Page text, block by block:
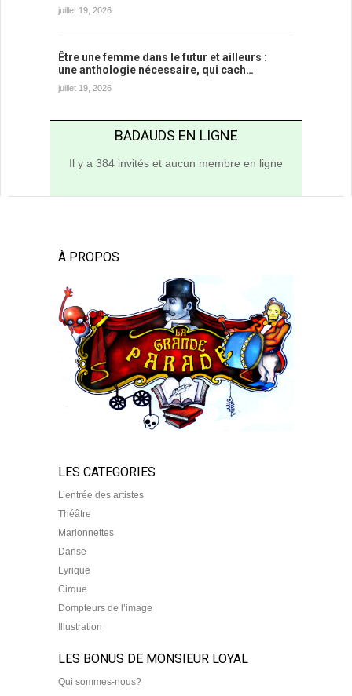
juillet 19, 2026
Être une femme dans le futur et ailleurs :
une anthologie nécessaire, qui cach…
juillet 19, 2026
BADAUDS EN LIGNE
Il y a 384 invités et aucun membre en ligne
À PROPOS
LES CATEGORIES
L’entrée des artistes
Théâtre
Marionnettes
Danse
Lyrique
Cirque
Dompteurs de l’image
Illustration
LES BONUS DE MONSIEUR LOYAL
Qui sommes-nous?